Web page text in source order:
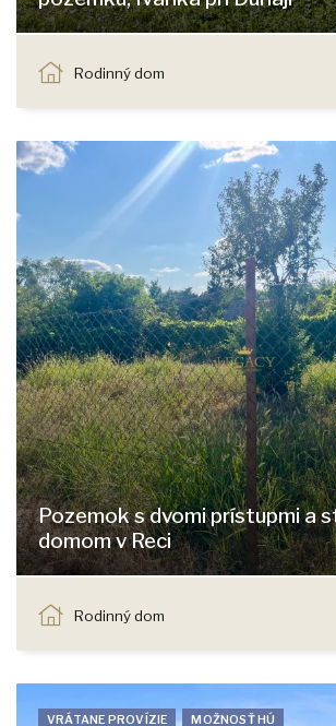
Rodinný dom
Pozemok s dvomi prístupmi a
domom v Reci
Rodinný dom
VRÁTANE PROVÍZIE MOŽNOSŤ HÚ